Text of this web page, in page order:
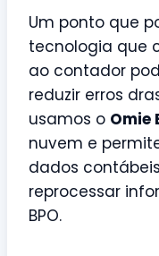
Um ponto que
tecnologia que
ao contador
reduzir erros
usamos o Omie
nuvem e
dados
reprocessar
BPO.